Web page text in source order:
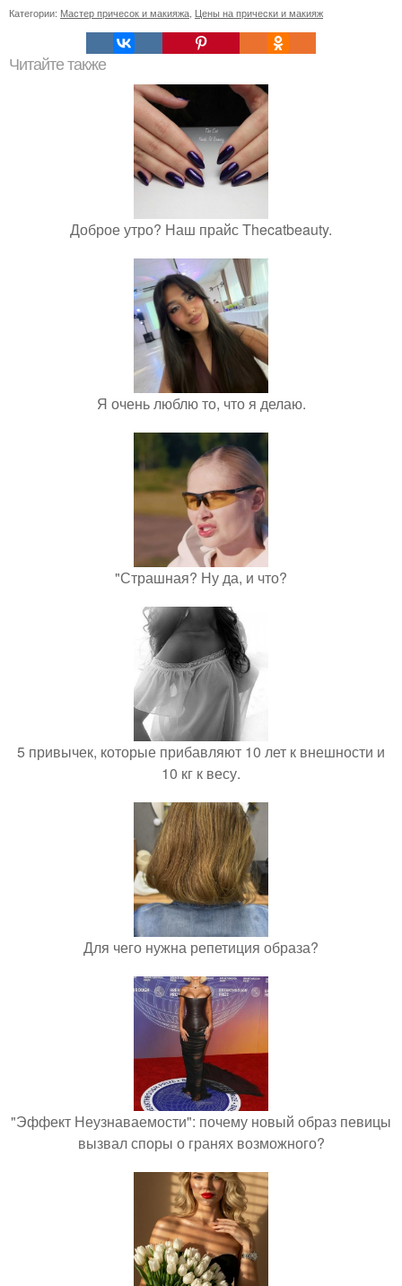
Категории: Мастер причесок и макияжа, Цены на прически и макияж
Читайте также
Доброе утро? Наш прайс Thecatbeauty.
Я очень люблю то, что я делаю.
"Страшная? Ну да, и что?
5 привычек, которые прибавляют 10 лет к внешности и
10 кг к весу.
Для чего нужна репетиция образа?
"Эффект Неузнаваемости": почему новый образ певицы
вызвал споры о гранях возможного?